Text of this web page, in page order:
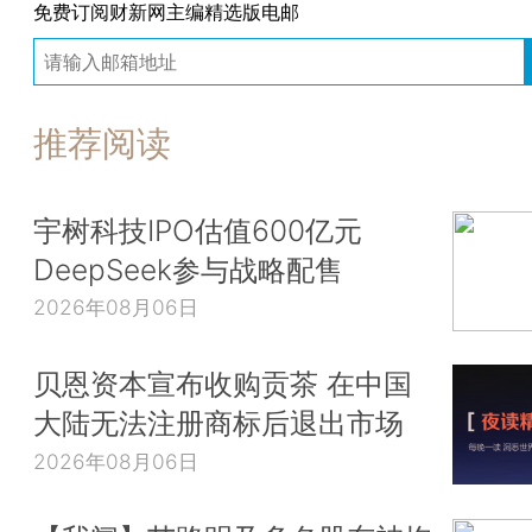
免费订阅财新网主编精选版电邮
推荐阅读
宇树科技IPO估值600亿元
DeepSeek参与战略配售
2026年08月06日
贝恩资本宣布收购贡茶 在中国
大陆无法注册商标后退出市场
2026年08月06日